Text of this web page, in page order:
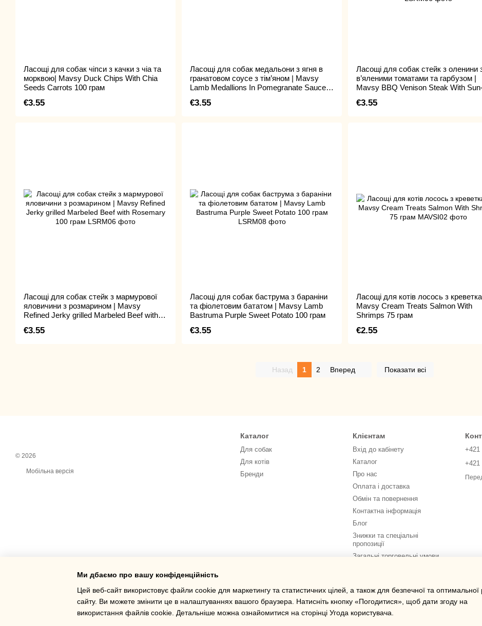
Ласощі для собак чіпси з качки з чіа та
морквою| Mavsy Duck Chips With Chia
Seeds Carrots 100 грам
€3.55
Ласощі для собак медальони з ягня в
гранатовом соусе з тім’яном | Mavsy
Lamb Medallions In Pomegranate Sauce
€3.55
Ласощі для собак стейк з оленини
в’яленими томатами та гарбузом |
Mavsy BBQ Venison Steak With
100 грам
€3.55
Ласощі для собак стейк з мармурової
яловичини з розмарином | Mavsy
Refined Jerky grilled Marbeled Beef with
€3.55
Ласощі для собак баструма з бараніни
та фіолетовим бататом | Mavsy Lamb
Bastruma Purple Sweet Potato 100 грам
€3.55
Ласощі для котів лосось з
Mavsy Cream Treats Salmon With
Shrimps 75 грам
€2.55
Назад 1 2 Вперед Показати всі
© 2026
Мобільна версія
Каталог
Для собак
Для котів
Бренди
Клієнтам
Вхід до кабінету
Каталог
Про нас
Оплата і доставка
Обмін та повернення
Контактна інформація
Блог
Знижки та спеціальні
пропозиції
Загальні торговельні умови
+421
+421
Ми дбаємо про вашу конфіденційність
Цей веб-сайт використовує файли cookie для маркетингу та статистичних цілей, а також для безпечної та оптимальної
сайту. Ви можете змінити це в налаштуваннях вашого браузера. Натисніть кнопку «Погодитися», щоб дати згоду на
використання файлів cookie. Детальніше можна ознайомитися на сторінці Угода користувача